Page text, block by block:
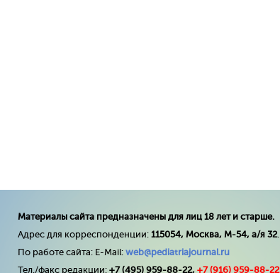
Материалы сайта предназначены для лиц 18 лет и старше.
Адрес для корреспонденции: 115054, Москва, М-54, а/я 32.
По работе сайта: E-Mail: web@pediatriajournal.ru
Тел./факс редакции: +7 (495) 959-88-22, +7 (916) 959-88-22